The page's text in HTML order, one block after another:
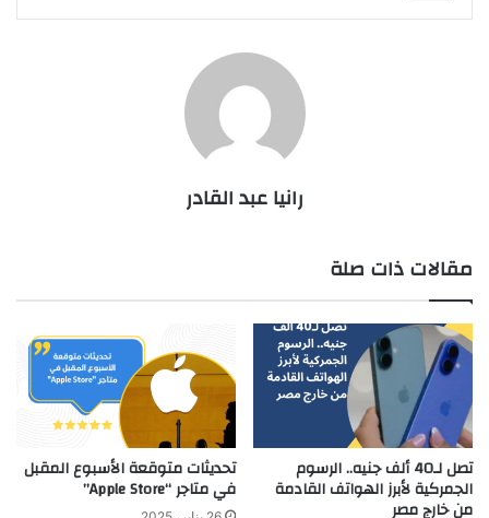
رانيا عبد القادر
مقالات ذات صلة
تصل لـ40 ألف جنيه.. الرسوم
الجمركية لأبرز الهواتف القادمة
من خارج مصر
تحديثات متوقعة الأسبوع المقبل
في متاجر “Apple Store”